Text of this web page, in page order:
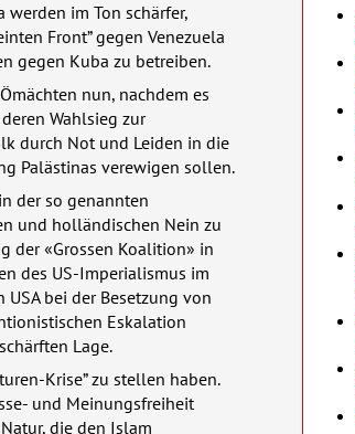
im Ton schärfer,
Front” gegen Venezuela
gegen Kuba zu betreiben.
nun, nachdem es
Wahlsieg zur
durch Not und Leiden in die
Palästinas verewigen sollen.
der so genannten
und holländischen Nein zu
der «Grossen Koalition» in
des US-Imperialismus im
USAbei der Besetzung von
Eskalation
Lage.
Krise” zu stellen haben.
und Meinungsfreiheit
die den Islam